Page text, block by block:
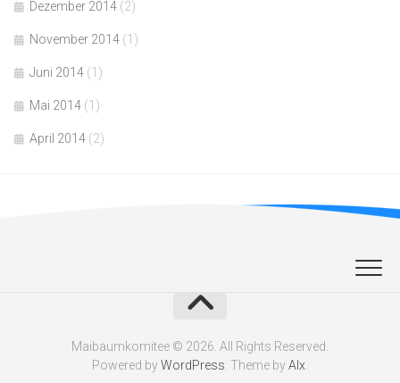
Dezember 2014 (2)
November 2014 (1)
Juni 2014 (1)
Mai 2014 (1)
April 2014 (2)
Maibaumkomitee © 2026. All Rights Reserved.
Powered byWordPress. Theme byAlx.